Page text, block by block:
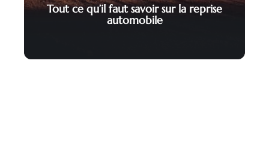
Tout ce qu’il faut savoir sur la reprise
automobile